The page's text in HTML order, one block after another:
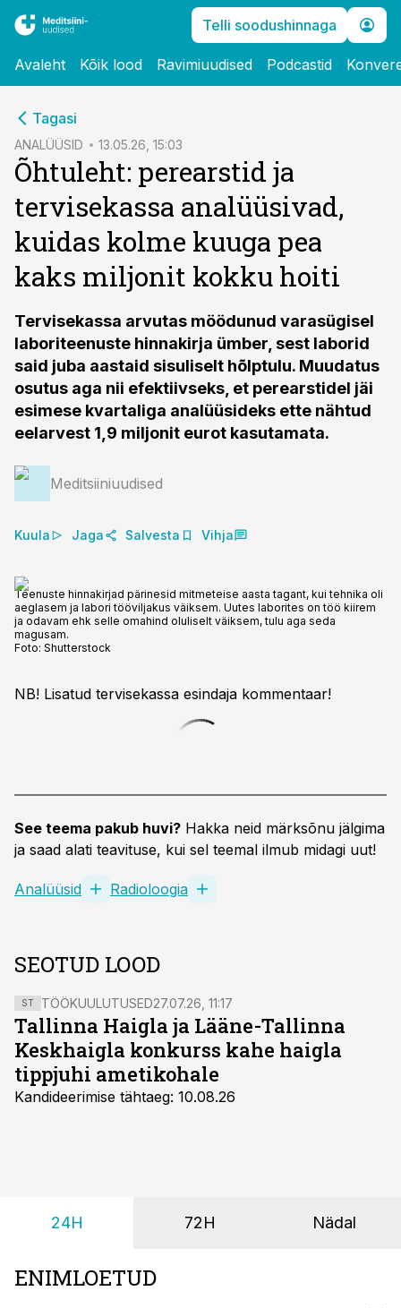
Telli soodushinnaga
Avaleht Kõik lood Ravimiuudised Podcastid
Tagasi
ANALÜÜSID 13.05.26, 15:03
Õhtuleht: perearstid ja
tervisekassa analüüsivad,
kuidas kolme kuuga pea
kaks miljonit kokku hoiti
Tervisekassa arvutas möödunud varasügisel
laboriteenuste hinnakirja ümber, sest laborid
said juba aastaid sisuliselt hõlptulu. Muudatus
osutus aga nii efektiivseks, et perearstidel jäi
esimese kvartaliga analüüsideks ette nähtud
eelarvest 1,9 miljonit eurot kasutamata.
Meditsiiniuudised
Kuula Jaga Salvesta Vihja
Teenuste hinnakirjad pärinesid mitmeteise aasta tagant, kui tehnika oli
aeglasem ja labori tööviljakus väiksem. Uutes laborites on töö kiirem
ja odavam ehk selle omahind oluliselt väiksem, tulu aga seda
magusam.
Foto: Shutterstock
NB! Lisatud tervisekassa esindaja kommentaar!
See teema pakub huvi? Hakka neid märksõnu jälgima
ja saad alati teavituse, kui sel teemal ilmub midagi uut!
Analüüsid Radioloogia
SEOTUD LOOD
ST TÖÖKUULUTUSED27.07.26, 11:17
Tallinna Haigla ja Lääne-Tallinna
Keskhaigla konkurss kahe haigla
tippjuhi ametikohale
Kandideerimise tähtaeg: 10.08.26
24H 72H Nädal
ENIMLOETUD